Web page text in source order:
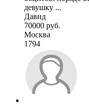
девушку ...
Давид
70000 руб.
Москва
1794